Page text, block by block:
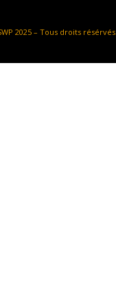
2025 – Tous droits résérvés.